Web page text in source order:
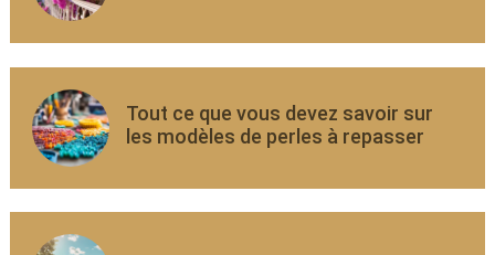
Tout ce que vous devez savoir sur
les modèles de perles à repasser